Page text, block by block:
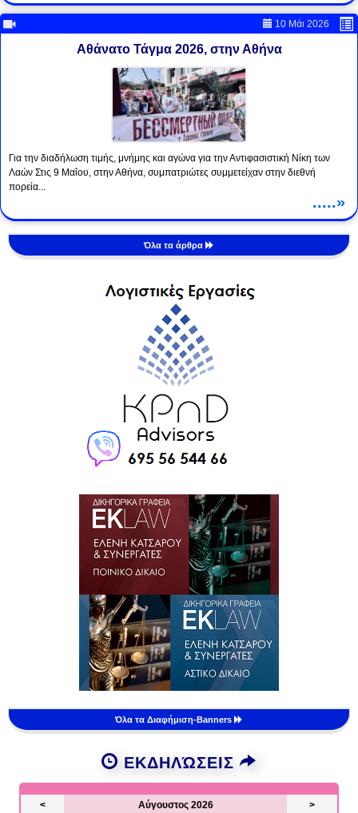
10 Μάι 2026
Αθάνατο Τάγμα 2026, στην Αθήνα
Για την διαδήλωση τιμής, μνήμης και αγώνα για την Αντιφασιστική Νίκη των
Λαών Στις 9 Μαΐου, στην Αθήνα, συμπατριώτες συμμετείχαν στην διεθνή
πορεία...
.....»
Όλα τα άρθρα
Όλα τα Διαφήμιση-Banners
ΕΚΔΗΛΏΣΕΙΣ
< Αύγουστος 2026 >